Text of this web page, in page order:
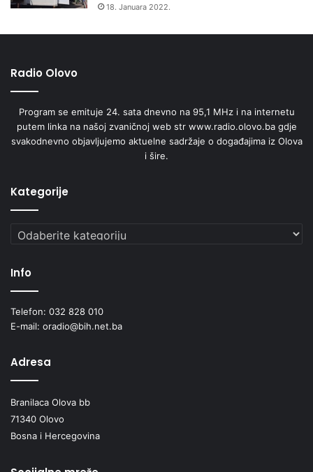
18. Januara 2022.
Radio Olovo
Program se emituje 24. sata dnevno na 95,1 MHz i na internetu
putem linka na našoj zvaničnoj web str www.radio.olovo.ba gdje
svakodnevno objavljujemo aktuelne sadržaje o događajima iz Olova
i šire.
Kategorije
Kategorije
Info
Telefon: 032 828 010
E-mail: oradio@bih.net.ba
Adresa
Branilaca Olova bb
71340 Olovo
Bosna i Hercegovina